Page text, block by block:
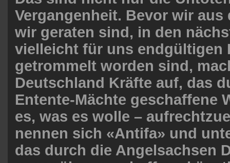
Vergangenheit. Bevor wir aus
wir geraten sind, in den
vielleicht für uns endgültigen
getrommelt worden sind,
Deutschland Kräfte auf, das
Entente-Mächte geschaffene
es, was es wolle –
nennen sich «Antifa» und
das durch die Angelsachsen